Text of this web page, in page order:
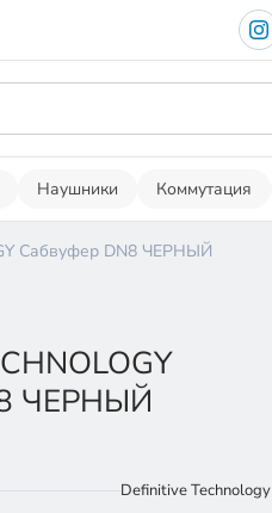
Наушники Коммутация
Сабвуфер DN8 ЧЕРНЫЙ
ЧЕРНЫЙ
Definitive Technology